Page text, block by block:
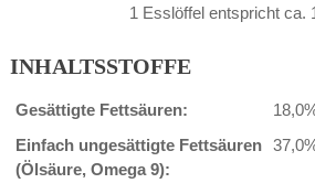
1 Esslöffel entspricht ca.
INHALTSSTOFFE
Gesättigte Fettsäuren:
Einfach ungesättigte Fettsäuren
(Ölsäure, Omega 9):